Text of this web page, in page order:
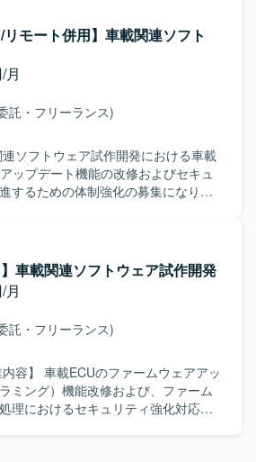
ミング)機能改修および、ファームアッ
おけるセキュリティ強化対応
）の作業を行っていただきます。既
グラムの改修、セキュリティ対応向
みやポーティング、各種評価(単体、
設計書、テスト仕様書兼報告書、マ
ュメントの作成を実施していただき
管理を主体的に行っていただける方
やJIRAなどのツールを活用し
責任感をもって業務に取り組み、周
ィ強化といった車載分野の中核機能
ISO/SAE 21434に準拠したセキュリ
ていただけます。NonOS環境での組
よるファームウェア開発の経験を活か
発や各種評価、ドキュメント作成ま
す。 【開発環境】 C言語
の組み込み開発を行います。
のプロジェクト管理ツールを利用し、
を取り入れて作業を進めていただき
リモート併用】車載関連ソフト
月
託・フリーランス)
連ソフトウェア試作開発における車載
ップデート機能の改修およびセキュ
するための体制強化の募集になりま
アップデートの一連処理におけるセ
ご担当いただきます。既存の診断機
グラムの改修、セキュリティ対応向
みやポーティング、各種評価(単体/結
ドキュメント作成(設計書/テスト仕
他)を実施いただきます。 【求め
・相談および提案を主体的に行い、
かり行える方を求めています。スピ
て業務に取り組み、コミュニケーシ
望ましいです。 【ポジション
】車載関連ソフトウェア試作開発
月
託・フリーランス)
ミング）機能改修および、ファーム
理におけるセキュリティ強化対応を